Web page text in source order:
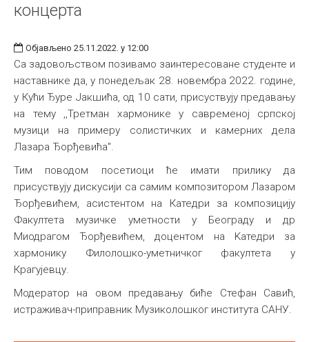
Галерија
Библиотека
Студенти
Међународна
концерта
Објављено 25.11.2022. у 12:00
Са задовољством позивамо заинтересоване студенте и
наставнике да, у понедељак 28. новембра 2022. године,
у Кући Ђуре Јакшића, од 10 сати, присуствују предавању
на тему ,,Третман хармонике у савременој српској
музици на примеру солистичких и камерних дела
Лазара Ђорђевића".
Тим поводом посетиоци ће имати прилику да
присуствују дискусији са самим композитором Лазаром
Ђорђевићем, асистентом на Катедри за композицију
Факултета музичке уметности у Београду и др
Миодрагом Ђорђевићем, доцентом на Kатедри за
хармонику Филолошко-уметничког факултета у
Крагујевцу.
Модератор на овом предавању биће Стефан Савић,
истраживач-приправник Музиколошког института САНУ.